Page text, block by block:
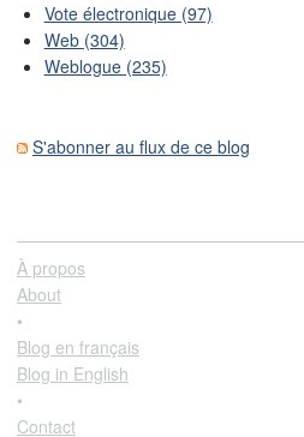
Vote électronique (97)
Web (304)
Weblogue (235)
S'abonner au flux de ce blog
À propos
About
•
Blog en français
Blog in English
•
Contact